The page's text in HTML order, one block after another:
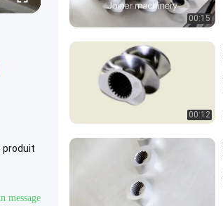
produit
message
00:15
00:12